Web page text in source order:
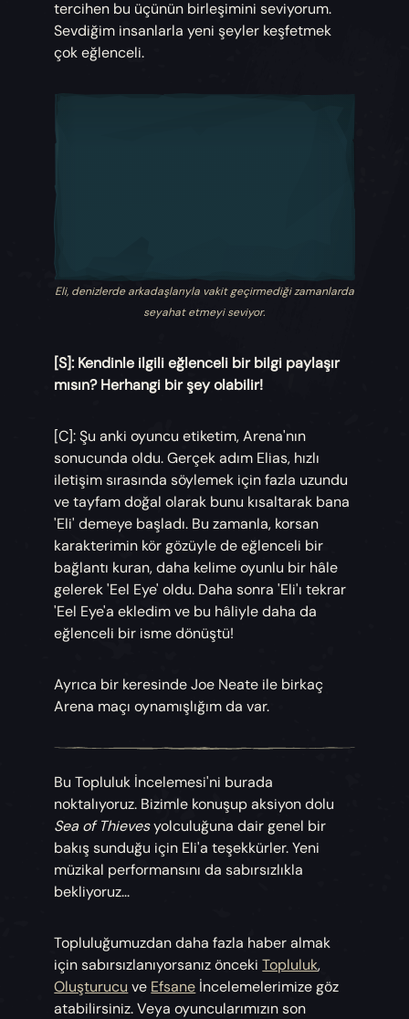
tercihen bu üçünün birleşimini seviyorum.
Sevdiğim insanlarla yeni şeyler keşfetmek
çok eğlenceli.
Eli, denizlerde arkadaşlarıyla vakit geçirmediği zamanlarda
seyahat etmeyi seviyor.
[S]: Kendinle ilgili eğlenceli bir bilgi paylaşır
mısın? Herhangi bir şey olabilir!
[C]: Şu anki oyuncu etiketim, Arena'nın
sonucunda oldu. Gerçek adım Elias, hızlı
iletişim sırasında söylemek için fazla uzundu
ve tayfam doğal olarak bunu kısaltarak bana
'Eli' demeye başladı. Bu zamanla, korsan
karakterimin kör gözüyle de eğlenceli bir
bağlantı kuran, daha kelime oyunlu bir hâle
gelerek 'Eel Eye' oldu. Daha sonra 'Eli'ı tekrar
'Eel Eye'a ekledim ve bu hâliyle daha da
eğlenceli bir isme dönüştü!
Ayrıca bir keresinde Joe Neate ile birkaç
Arena maçı oynamışlığım da var.
Bu Topluluk İncelemesi'ni burada
noktalıyoruz. Bizimle konuşup aksiyon dolu
Sea of Thievesyolculuğuna dair genel bir
bakış sunduğu için Eli'a teşekkürler. Yeni
müzikal performansını da sabırsızlıkla
bekliyoruz...
Topluluğumuzdan daha fazla haber almak
için sabırsızlanıyorsanız öncekiTopluluk,
Oluşturucu ve Efsane İncelemelerimize göz
atabilirsiniz. Veya oyuncularımızın son